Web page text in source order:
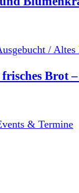
Brot